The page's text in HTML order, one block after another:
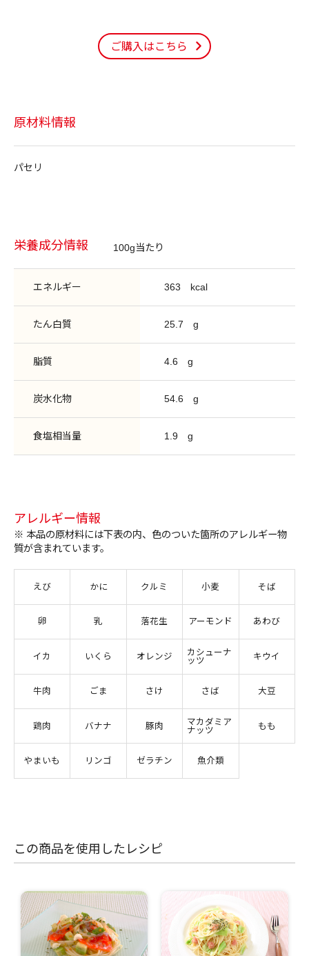
ご購入はこちら
原材料情報
パセリ
栄養成分情報 100g当たり
エネルギー 363 kcal
たん白質 25.7 g
脂質 4.6 g
炭水化物 54.6 g
食塩相当量 1.9 g
アレルギー情報
※ 本品の原材料には下表の内、色のついた箇所のアレルギー物
質が含まれています。
えび かに クルミ 小麦 そば
卵 乳 落花生 アーモンド あわび
イカ いくら オレンジ
カシューナ
ッツ
キウイ
牛肉 ごま さけ さば 大豆
鶏肉 バナナ 豚肉
マカダミア
ナッツ
もも
やまいも リンゴ ゼラチン 魚介類
この商品を使用したレシピ